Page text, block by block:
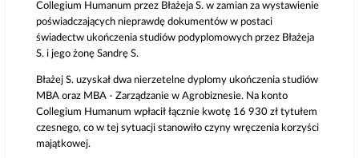
Collegium Humanum przez Błażeja S. w zamian za wystawienie
poświadczających nieprawdę dokumentów w postaci
świadectw ukończenia studiów podyplomowych przez Błażeja
S. i jego żonę Sandrę S.
Błażej S. uzyskał dwa nierzetelne dyplomy ukończenia studiów
MBA oraz MBA - Zarządzanie w Agrobiznesie. Na konto
Collegium Humanum wpłacił łącznie kwotę 16 930 zł tytułem
czesnego, co w tej sytuacji stanowiło czyny wręczenia korzyści
majątkowej.